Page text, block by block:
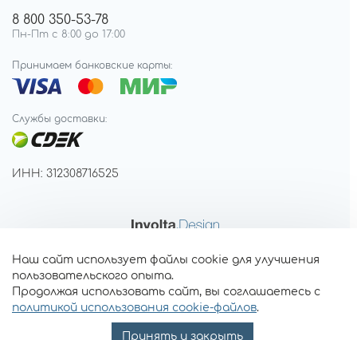
8 800 350-53-78
Пн-Пт с 8:00 до 17:00
Принимаем банковские карты:
Службы доставки:
ИНН: 312308716525
Наш сайт использует файлы cookie для улучшения
пользовательского опыта.
Продолжая использовать сайт, вы соглашаетесь с
политикой использования cookie-файлов.
Принять и закрыть